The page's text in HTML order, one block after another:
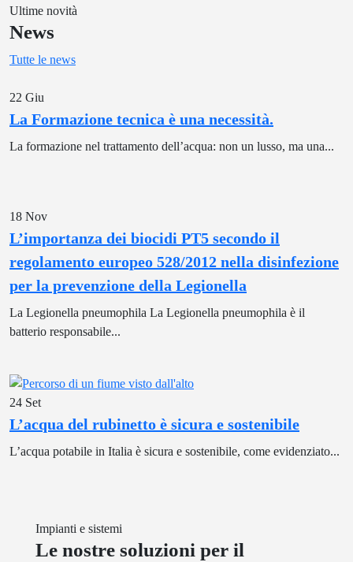
Ultime novità
News
Tutte le news
22 Giu
La Formazione tecnica è una necessità.
La formazione nel trattamento dell’acqua: non un lusso, ma una...
18 Nov
L’importanza dei biocidi PT5 secondo il
regolamento europeo 528/2012 nella disinfezione
per la prevenzione della Legionella
La Legionella pneumophila La Legionella pneumophila è il
batterio responsabile...
24 Set
L’acqua del rubinetto è sicura e sostenibile
L’acqua potabile in Italia è sicura e sostenibile, come evidenziato...
Impianti e sistemi
Le nostre soluzioni per il